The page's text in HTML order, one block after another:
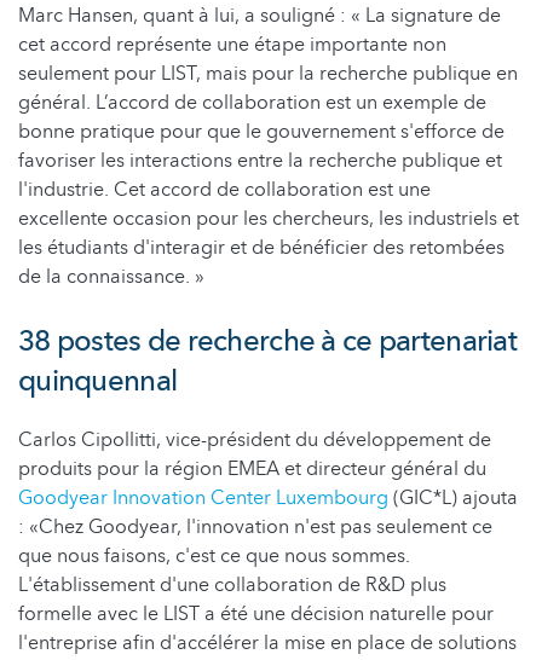
Marc Hansen, quant à lui, a souligné : « La signature de
cet accord représente une étape importante non
seulement pour LIST, mais pour la recherche publique en
général. L’accord de collaboration est un exemple de
bonne pratique pour que le gouvernement s'efforce de
favoriser les interactions entre la recherche publique et
l'industrie. Cet accord de collaboration est une
excellente occasion pour les chercheurs, les industriels et
les étudiants d'interagir et de bénéficier des retombées
de la connaissance. »
38 postes de recherche à ce partenariat
quinquennal
Carlos Cipollitti, vice-président du développement de
produits pour la région EMEA et directeur général du
Goodyear Innovation Center Luxembourg (GIC*L) ajouta
: «Chez Goodyear, l'innovation n'est pas seulement ce
que nous faisons, c'est ce que nous sommes.
L'établissement d'une collaboration de R&D plus
formelle avec le LIST a été une décision naturelle pour
l'entreprise afin d'accélérer la mise en place de solutions